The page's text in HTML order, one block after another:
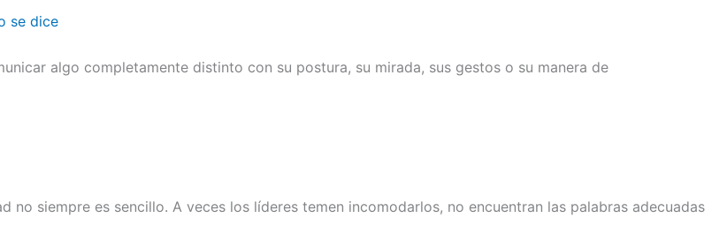
se dice
algo completamente distinto con su postura, su mirada, sus gestos o su manera de
siempre es sencillo. A veces los líderes temen incomodarlos, no encuentran las palabras adecuadas